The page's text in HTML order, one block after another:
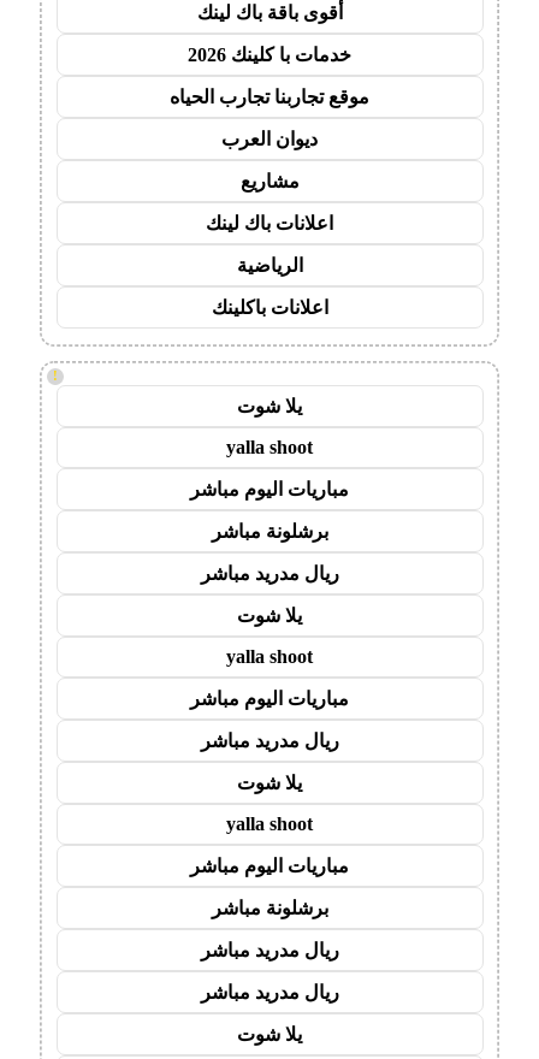
أقوى باقة باك لينك
خدمات با كلينك 2026
موقع تجاربنا تجارب الحياه
ديوان العرب
مشاريع
اعلانات باك لينك
الرياضية
اعلانات باكلينك
!
يلا شوت
yalla shoot
مباريات اليوم مباشر
برشلونة مباشر
ريال مدريد مباشر
يلا شوت
yalla shoot
مباريات اليوم مباشر
ريال مدريد مباشر
يلا شوت
yalla shoot
مباريات اليوم مباشر
برشلونة مباشر
ريال مدريد مباشر
ريال مدريد مباشر
يلا شوت